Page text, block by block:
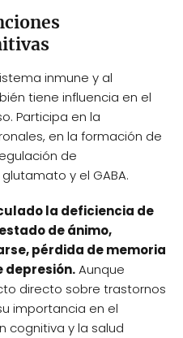
inmune y al
tiene influencia en el
Participa en la
en la formación de
de
y el GABA.
la deficiencia de
de ánimo,
pérdida de memoria
depresión.Aunque
directo sobre trastornos
importancia en el
cognitiva y la salud